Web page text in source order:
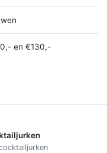
en €130,-